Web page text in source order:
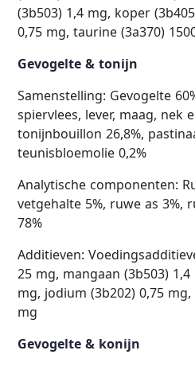
(3b503) 1,4 mg, koper
0,75 mg, taurine (3a370)
Gevogelte & tonijn
Samenstelling: Gevogelte
spiervlees, lever, maag, nek
tonijnbouillon 26,8%,
teunisbloemolie 0,2%
Analytische componenten:
vetgehalte 5%, ruwe as 3%,
78%
Additieven:
25 mg, mangaan (3b503)
mg, jodium (3b202) 0,75
mg
Gevogelte & konijn